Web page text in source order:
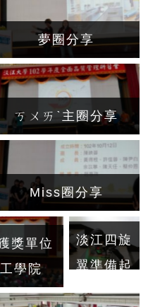
夢圈分享
ㄎㄨㄞˋ主圈分享
Miss圈分享
獎單位
學院
淡江四旋
翼準備起
飛